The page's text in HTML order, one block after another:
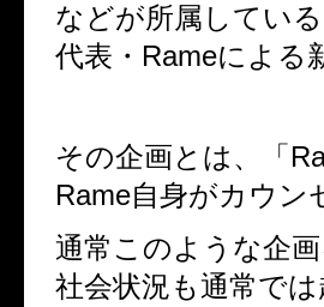
などが所属してい
代表・Rameによる
その企画とは、「
Rame自身がカウ
通常このような企
社会状況も通常で